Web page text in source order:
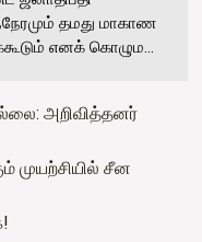
தமது மாகாண
எனக் கொழும...
அறிவித்தனர்
முயற்சியில் சீன